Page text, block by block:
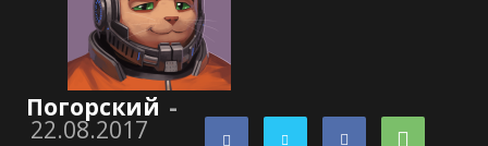
Погорский -
22.08.2017